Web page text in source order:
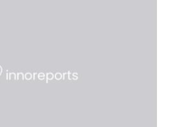
Wenn es gelingt, die Produktion